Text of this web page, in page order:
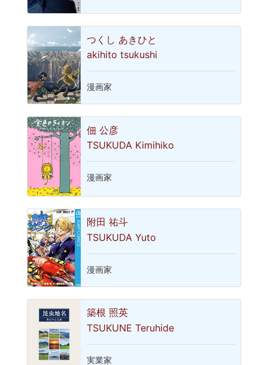
つくし あきひと
akihito tsukushi
漫画家
佃 公彦
TSUKUDA Kimihiko
漫画家
附田 祐斗
TSUKUDA Yuto
漫画家
築根 照英
TSUKUNE Teruhide
実業家